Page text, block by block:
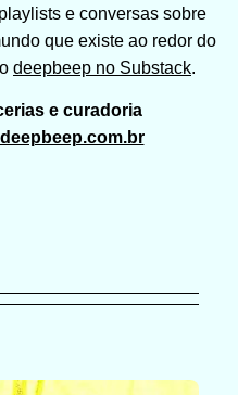
e conversas sobre
que existe ao redor do
deepbeep no Substack.
e curadoria